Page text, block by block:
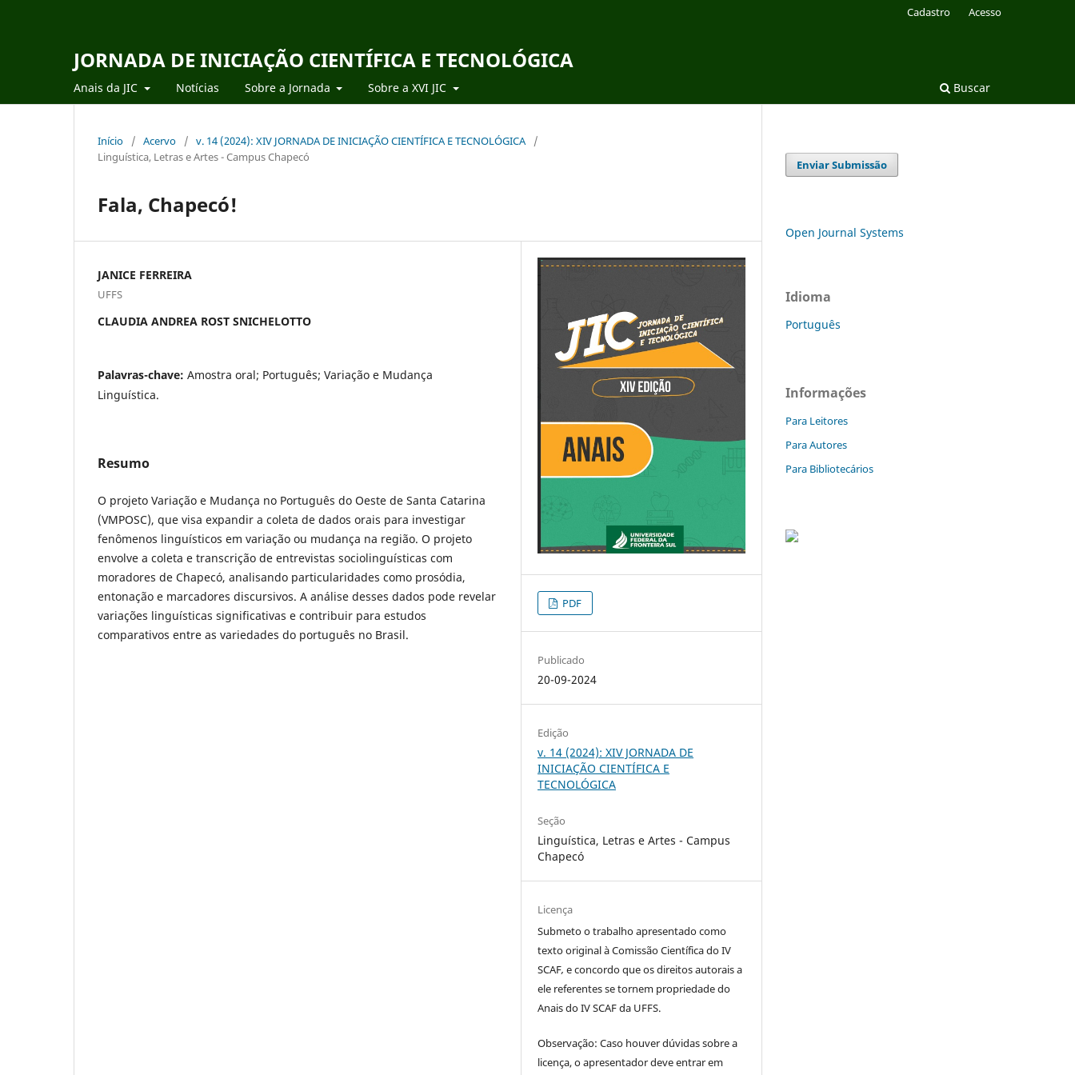
JORNADA DE INICIAÇÃO CIENTÍFICA E TECNOLÓGICA
Anais da JIC Notícias Sobre a Jornada Sobre a XVI JIC Buscar
Cadastro Acesso
Início / Acervo / v. 14 (2024): XIV JORNADA DE INICIAÇÃO CIENTÍFICA E TECNOLÓGICA
/
Linguística, Letras e Artes - Campus Chapecó
Fala, Chapecó!
JANICE FERREIRA
UFFS
CLAUDIA ANDREA ROST SNICHELOTTO
Palavras-chave: Amostra oral; Português; Variação e Mudança
Linguística.
Resumo
O projeto Variação e Mudança no Português do Oeste de Santa Catarina
(VMPOSC), que visa expandir a coleta de dados orais para investigar
fenômenos linguísticos em variação ou mudança na região. O projeto
envolve a coleta e transcrição de entrevistas sociolinguísticas com
moradores de Chapecó, analisando particularidades como prosódia,
entonação e marcadores discursivos. A análise desses dados pode revelar
variações linguísticas significativas e contribuir para estudos
comparativos entre as variedades do português no Brasil.
PDF
Publicado
20-09-2024
Edição
v. 14 (2024): XIV JORNADA DE
INICIAÇÃO CIENTÍFICA E
TECNOLÓGICA
Seção
Linguística, Letras e Artes - Campus
Chapecó
Licença
Submeto o trabalho apresentado como
texto original à Comissão Científica do IV
SCAF,e concordo que os direitos autorais a
ele referentes se tornem propriedade do
Anais do IV SCAF da UFFS.
Observação: Caso houver dúvidas sobre a
licença, o apresentador deve entrar em
Enviar Submissão
Open Journal Systems
Idioma
Português
Informações
Para Leitores
Para Autores
Para Bibliotecários